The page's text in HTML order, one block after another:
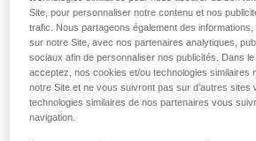
Site, pour personnaliser notre contenu et nos
trafic. Nous partageons également des
sur notre Site, avec nos partenaires analytiques,
sociaux afin de personnaliser nos publicités. Dans
acceptez, nos cookies et/ou technologies similaires
notre Site et ne vous suivront pas sur d’autres sites
technologies similaires de nos partenaires vous
navigation.